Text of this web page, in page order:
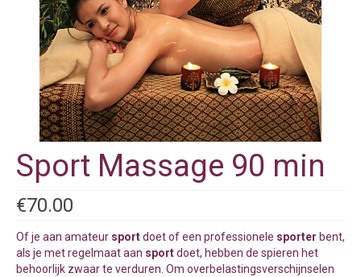
Sport Massage 90 min
€70.00
Of je aan amateur sportdoet of een professionele sporter bent,
als je met regelmaat aan sportdoet, hebben de spieren het
behoorlijk zwaar te verduren. Om overbelastingsverschijnselen